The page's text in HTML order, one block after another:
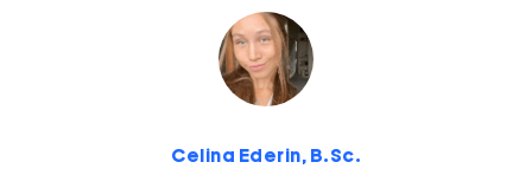
Celina Ederin, B.Sc.